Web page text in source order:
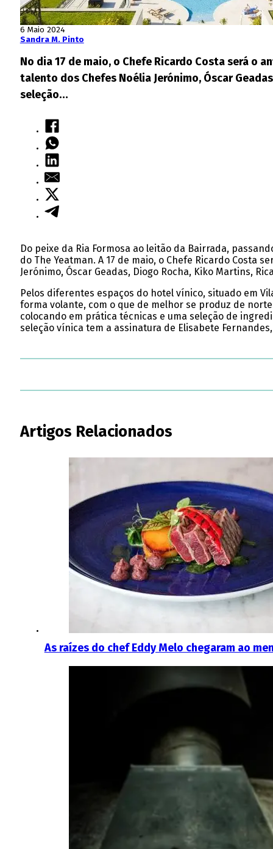
6 Maio 2024
Sandra M. Pinto
No dia 17 de maio, o Chefe Ricardo Costa será o
talento dos Chefes Noélia Jerónimo, Óscar
seleção…
Do peixe da Ria Formosa ao leitão da Bairrada,
do The Yeatman. A 17 de maio, o Chefe Ricardo
Jerónimo, Óscar Geadas, Diogo Rocha, Kiko Martins,
Pelos diferentes espaços do hotel vínico, situado em
forma volante, com o que de melhor se produz de
colocando em prática técnicas e uma seleção de
seleção vínica tem a assinatura de Elisabete
Artigos Relacionados
As raízes do chef Eddy Melo chegaram ao